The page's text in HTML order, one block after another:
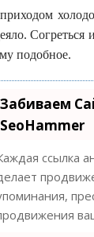
подобное.
Забиваем
SeoHammer
ссылка